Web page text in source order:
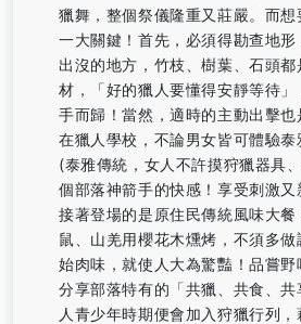
獵舞，整個祭儀隆重又莊嚴。而
一大關鍵！首先，必須得勘查地
出沒的地方，竹枝、樹葉、石頭
材，「好的獵人要懂得安靜等待
手而歸！當然，適時的主動出擊也
在獵人學校，不論男女皆可體驗泰
(泰雅傳統，女人不許摸狩獵器具
個部落神箭手的快感！享受刺激又
接著登場的是原住民傳統風味大
鼠、山羌用櫻花木燻烤，不須多
始肉味，就使人大為驚豔！品嘗野
分享部落特有的「共獵、共食、
人青少年時期便會加入狩獵行列